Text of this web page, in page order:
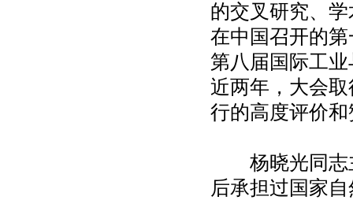
的交叉研究、
在中国召开的
第八届国际工
近两年，大会
行的高度评价
杨晓光同志主
后承担过国家